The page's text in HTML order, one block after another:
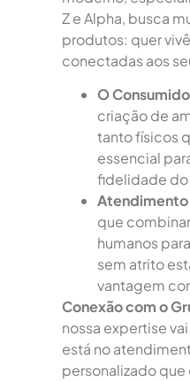
Z e Alpha, busca
produtos: quer
conectadas aos
O
criação de
tanto físicos
essencial
fidelidade
que
humanos
sem atrito
vantagem
Conexão com o
nossa expertise
está no
personalizado